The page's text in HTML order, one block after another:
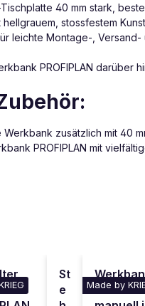
40 mm stark,
hellgrauem, stossfestem
leichte Montage-,
PROFIPLAN darüber
zusätzlich mit 40
PROFIPLAN mit
St
e
Made by